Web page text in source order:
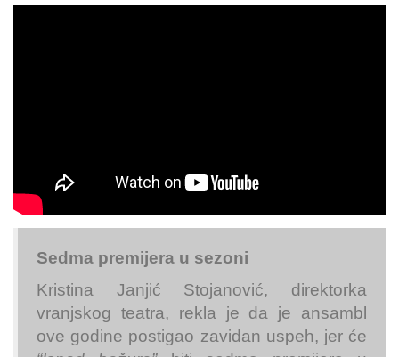
Sedma premijera u sezoni
Kristina Janjić Stojanović, direktorka
vranjskog teatra, rekla je da je ansambl
ove godine postigao zavidan uspeh, jer će